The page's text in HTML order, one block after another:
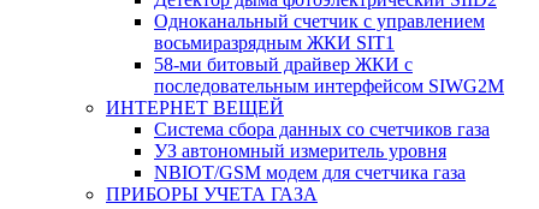
Одноканальный счетчик с управлением
восьмиразрядным ЖКИ SIT1
58-ми битовый драйвер ЖКИ с
последовательным интерфейсом SIWG2M
ИНТЕРНЕТ ВЕЩЕЙ
Система сбора данных со счетчиков газа
УЗ автономный измеритель уровня
NBIOT/GSM модем для счетчика газа
ПРИБОРЫ УЧЕТА ГАЗА